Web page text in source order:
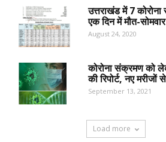
उत्तराखंड में 7
एक दिन में मौत-
August 24, 2020
कोरोना संक्रमण को
की रिपोर्ट, नए मरीजों
September 13, 2021
Load more